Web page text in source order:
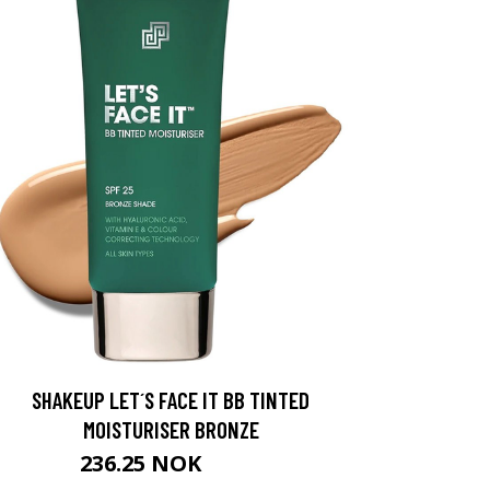
SHAKEUP LET´S FACE IT BB TINTED
MOISTURISER BRONZE
236.25 NOK